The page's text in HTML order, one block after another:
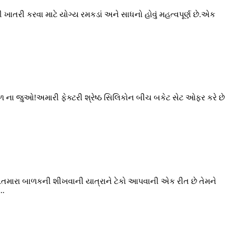
કરવા માટે યોગ્ય રમકડાં અને સાધનો હોવું મહત્વપૂર્ણ છે.એક
ના જુઓ!અમારી ફેક્ટરી શ્રેષ્ઠ સિલિકોન બીચ બકેટ સેટ ઓફર કરે છે
બાળકની શીખવાની યાત્રાને ટેકો આપવાની એક રીત છે તેમને